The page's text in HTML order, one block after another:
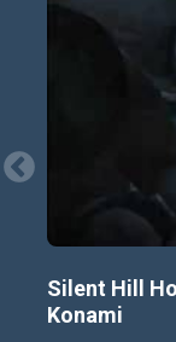
Silent Hill
Konami